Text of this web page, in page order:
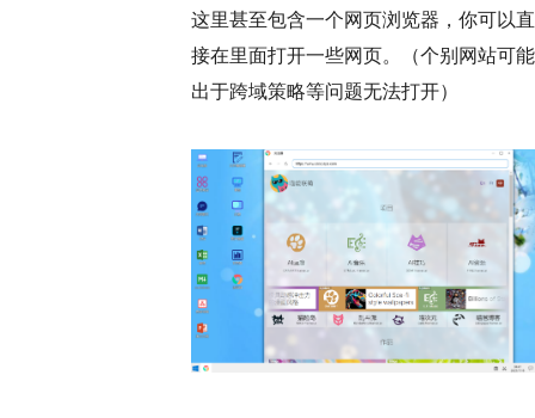
这里甚至包含一个网页浏览器，你可以直
接在里面打开一些网页。（个别网站可能
出于跨域策略等问题无法打开）